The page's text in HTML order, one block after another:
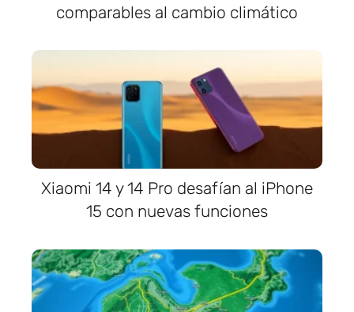
comparables al cambio climático
Xiaomi 14 y 14 Pro desafían al iPhone
15 con nuevas funciones